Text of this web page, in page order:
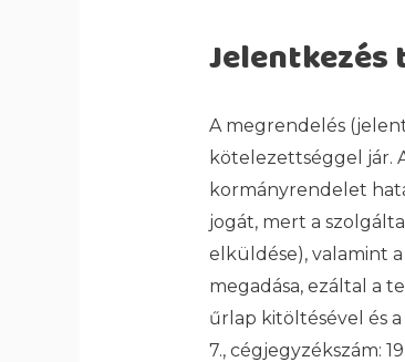
A megrendelés
kötelezettséggel jár.
kormányrendelet
jogát, mert a
elküldése), valamint
megadása, ezáltal a
űrlap kitöltésével és
7., cégjegyzékszám: